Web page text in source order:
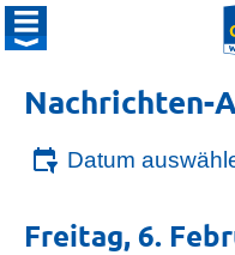
Nachrichten-
Datum
Freitag, 6.